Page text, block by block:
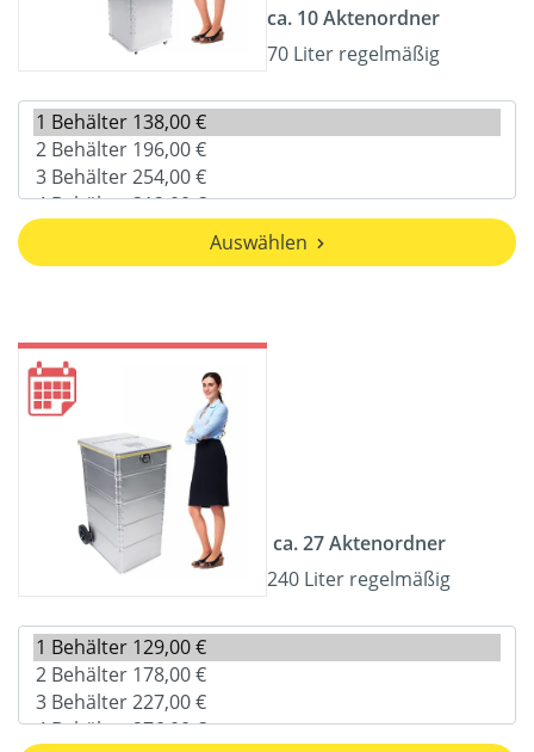
ca. 10 Aktenordner
70 Liter regelmäßig
Auswählen
ca. 27 Aktenordner
240 Liter regelmäßig